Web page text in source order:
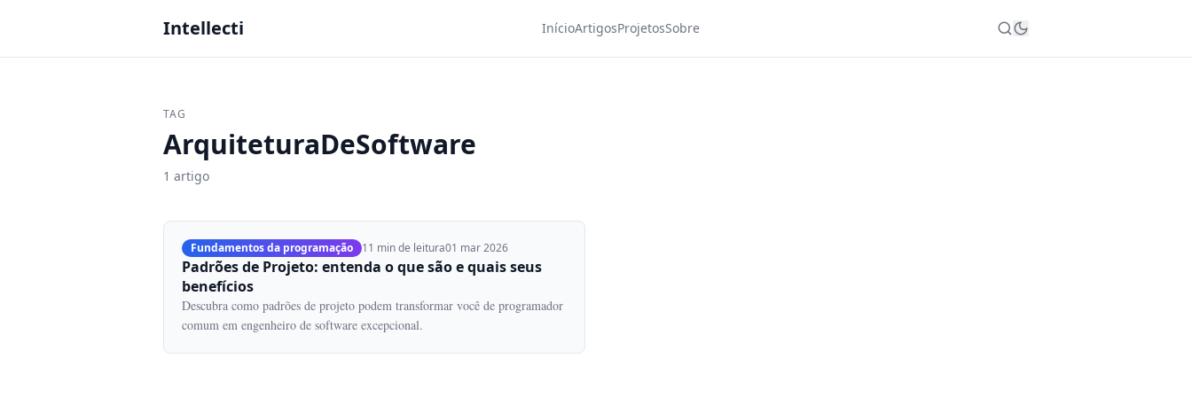
Intellecti InícioArtigosProjetosSobre
TAG
ArquiteturaDeSoftware
1 artigo
Fundamentos da programação 11 min de leitura01 mar 2026
Padrões de Projeto: entenda o que são e quais seus
benefícios
Descubra como padrões de projeto podem transformar você de programador
comum em engenheiro de software excepcional.